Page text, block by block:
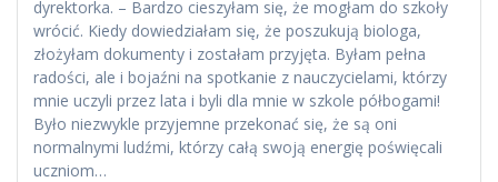
dyrektorka. – Bardzo cieszyłam się, że mogłam do szkoły
wrócić. Kiedy dowiedziałam się, że poszukują biologa,
złożyłam dokumenty i zostałam przyjęta. Byłam pełna
radości, ale i bojaźni na spotkanie z nauczycielami, którzy
mnie uczyli przez lata i byli dla mnie w szkole półbogami!
Było niezwykle przyjemne przekonać się, że są oni
normalnymi ludźmi, którzy całą swoją energię poświęcali
uczniom…